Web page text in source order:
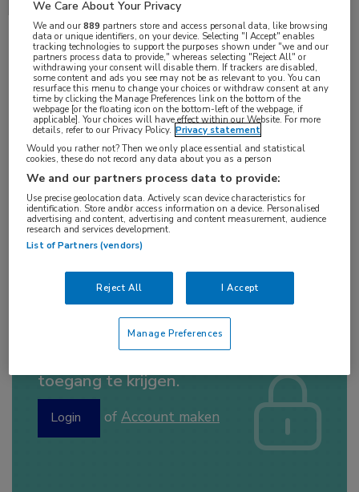
Log hier in om volledige
toegang te krijgen.
Login of Account maken
nov 2018
Vakgebieden:
Oncologie
Tags:
We Care About Your Privacy
We and our889 partners store and access personal data, like browsing
data or unique identifiers, on your device. Selecting "I Accept" enables
tracking technologies to support the purposes shown under "we and our
partners process data to provide," whereas selecting "Reject All" or
withdrawing your consent will disable them. If trackers are disabled,
some content and ads you see may not be as relevant to you. You can
resurface this menu to change your choices or withdraw consent at any
time by clicking the Manage Preferences link on the bottom of the
webpage [or the floating icon on the bottom-left of the webpage, if
applicable]. Your choices will have effect within our Website. For more
details, refer to our Privacy Policy. Privacy statement
Would you rather not? Then we only place essential and statistical
cookies, these do not record any data about you as a person
We and our partners process data to provide:
Use precise geolocation data. Actively scan device characteristics for
identification. Store and/or access information on a device. Personalised
advertising and content, advertising and content measurement, audience
research and services development.
List of Partners (vendors)
Reject All I Accept
Manage Preferences